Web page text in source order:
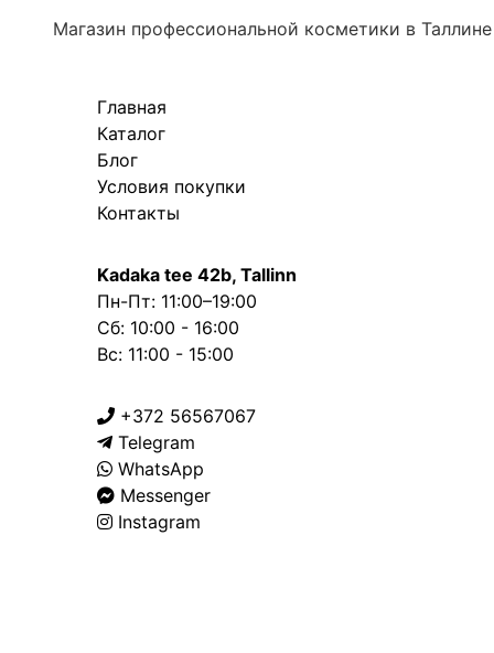
Магазин профессиональной косметики в Таллине
Главная
Каталог
Блог
Условия покупки
Контакты
Kadaka tee 42b, Tallinn
Пн-Пт: 11:00–19:00
Сб: 10:00 - 16:00
Вс: 11:00 - 15:00
+372 56567067
Telegram
WhatsApp
Messenger
Instagram